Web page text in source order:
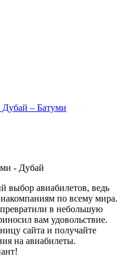
– Батуми
- Дубай
выбор авиабилетов, ведь
по всему мира.
в небольшую
вам удовольствие.
сайта и получайте
на авиабилеты.